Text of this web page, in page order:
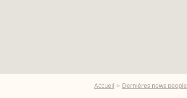
Accueil Dernières news people